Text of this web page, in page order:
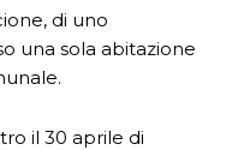
di uno
una sola abitazione
il 30 aprile di